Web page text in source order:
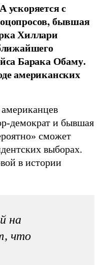
с
бывшая
Хиллари
Барака Обаму.
американских
демократ и бывшая
сможет
выборах.
в истории
на
что